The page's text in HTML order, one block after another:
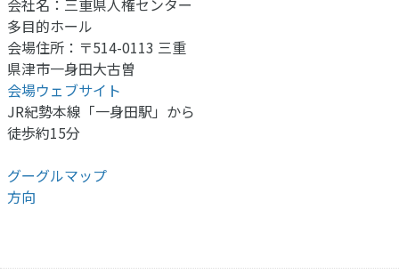
多目的ホール
会場住所：〒514-0113 三重
県津市一身田大古曽
会場ウェブサイト
JR紀勢本線「一身田駅」から
徒歩約15分
グーグルマップ
方向